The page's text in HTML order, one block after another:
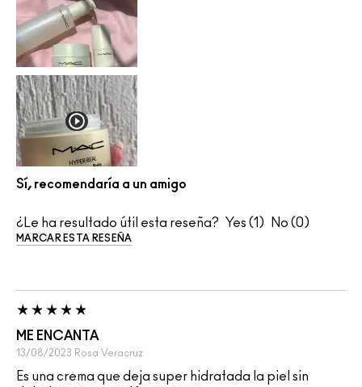
Sí, recomendaría a un amigo
¿Le ha resultado útil esta reseña? 1 0
MARCAR ESTA RESEÑA
ME ENCANTA
13/08/2023 Rosa Veracruz
Es una crema que deja super hidratada la piel sin